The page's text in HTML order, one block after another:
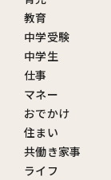
教育
中学受験
中学生
仕事
マネー
おでかけ
住まい
共働き家事
ライフ